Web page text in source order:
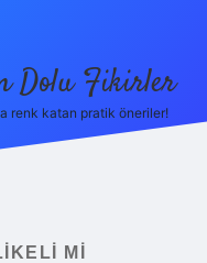
Dolu Fikirler
renk katan pratik öneriler!
MI